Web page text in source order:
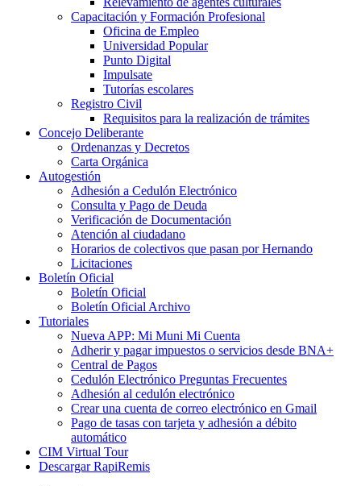
Capacitación y Formación Profesional
Oficina de Empleo
Universidad Popular
Punto Digital
Impulsate
Tutorías escolares
Registro Civil
Requisitos para la realización de trámites
Concejo Deliberante
Ordenanzas y Decretos
Carta Orgánica
Autogestión
Adhesión a Cedulón Electrónico
Consulta y Pago de Deuda
Verificación de Documentación
Atención al ciudadano
Horarios de colectivos que pasan por Hernando
Licitaciones
Boletín Oficial
Boletín Oficial
Boletín Oficial Archivo
Tutoriales
Nueva APP: Mi Muni Mi Cuenta
Adherir y pagar impuestos o servicios desde BNA+
Central de Pagos
Cedulón Electrónico Preguntas Frecuentes
Adhesión al cedulón electrónico
Crear una cuenta de correo electrónico en Gmail
Pago de tasas con tarjeta y adhesión a débito
automático
CIM Virtual Tour
Descargar RapiRemis